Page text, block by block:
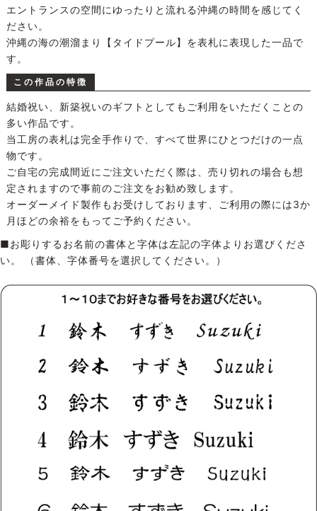
エントランスの空間にゆったりと流れる沖縄の時間を感じてく
ださい。
沖縄の海の潮溜まり【タイドプール】を表札に表現した一品で
す。
この作品の特徴
結婚祝い、新築祝いのギフトとしてもご利用をいただくことの
多い作品です。
当工房の表札は完全手作りで、すべて世界にひとつだけの一点
物です。
ご自宅の完成間近にご注文いただく際は、売り切れの場合も想
定されますので事前のご注文をお勧め致します。
オーダーメイド製作もお受けしております、ご利用の際には3か
月ほどの余裕をもってご予約ください。
■お彫りするお名前の書体と字体は左記の字体よりお選びくださ
い。 （書体、字体番号を選択してください。）